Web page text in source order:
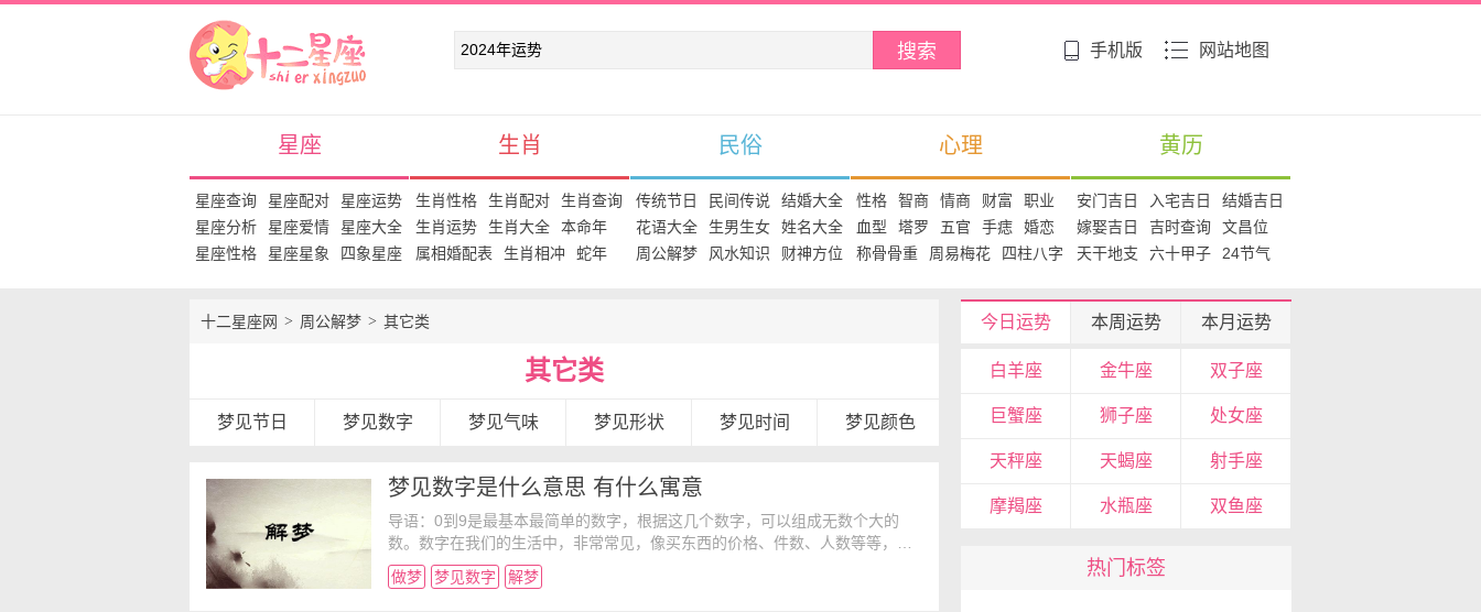
十二星座网
搜索 手机版 网站地图
星座
星座查询 星座配对
星座运势
星座分析
星座爱情
星座大全
星座性格
星座星象 四象星座
生肖
生肖性格 生肖配对
生肖查询
生肖运势
生肖大全
本命年
属相婚配表
生肖相冲 蛇年
民俗
传统节日 民间传说
结婚大全
花语大全
生男生女
姓名大全
周公解梦
风水知识 财神方位
心理
性格 智商 情商 财富
职业
血型
塔罗 五官 手痣
婚恋
称骨骨重
周易梅花 四柱八字
黄历
安门吉日 入宅吉日
结婚吉日
嫁娶吉日
吉时查询
文昌位
天干地支
六十甲子 24节气
十二星座网 周公解梦 其它类
其它类
梦见节日 梦见数字 梦见气味 梦见形状 梦见时间 梦见颜色
梦见数字是什么意思 有什么寓意
导语：0到9是最基本最简单的数字，根据这几个数字，可以组成无数个大的
数。数字在我们的生活中，非常常见，像买东西的价格、件数、人数等等，数
字的运用非常广泛。那么做梦梦见数字是什么意思？有什么寓意呢？下面就跟
着小编一起来解梦吧。 一、梦境解析 梦见数字，思维虽然灵敏，但是
做梦 梦见数字 解梦
今日运势 本周运势 本月运势
白羊座 金牛座 双子座
巨蟹座 狮子座 处女座
天秤座 天蝎座 射手座
摩羯座 水瓶座 双鱼座
热门标签